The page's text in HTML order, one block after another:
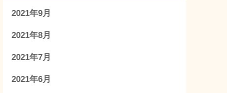
2021年9月
2021年8月
2021年7月
2021年6月